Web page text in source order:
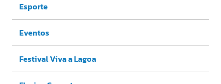
Esporte
Eventos
Festival Viva a Lagoa